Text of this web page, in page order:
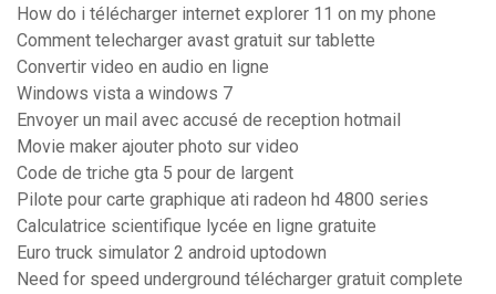
How do i télécharger internet explorer 11 on my phone
Comment telecharger avast gratuit sur tablette
Convertir video en audio en ligne
Windows vista a windows 7
Envoyer un mail avec accusé de reception hotmail
Movie maker ajouter photo sur video
Code de triche gta 5 pour de largent
Pilote pour carte graphique ati radeon hd 4800 series
Calculatrice scientifique lycée en ligne gratuite
Euro truck simulator 2 android uptodown
Need for speed underground télécharger gratuit complete